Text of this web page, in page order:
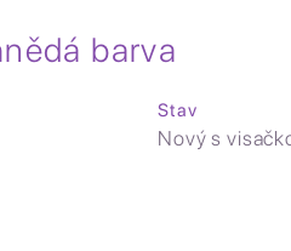
barva
Stav
Nový s